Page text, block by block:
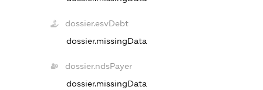
dossier.esvDebt
dossier.missingData
dossier.ndsPayer
dossier.missingData